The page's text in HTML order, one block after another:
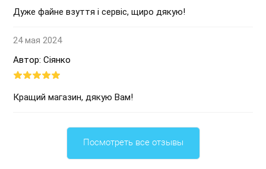
Дуже файне взуття і сервіс, щиро дякую!
24 мая 2024
Автор: Сіянко
Кращий магазин, дякую Вам!
Посмотреть все отзывы